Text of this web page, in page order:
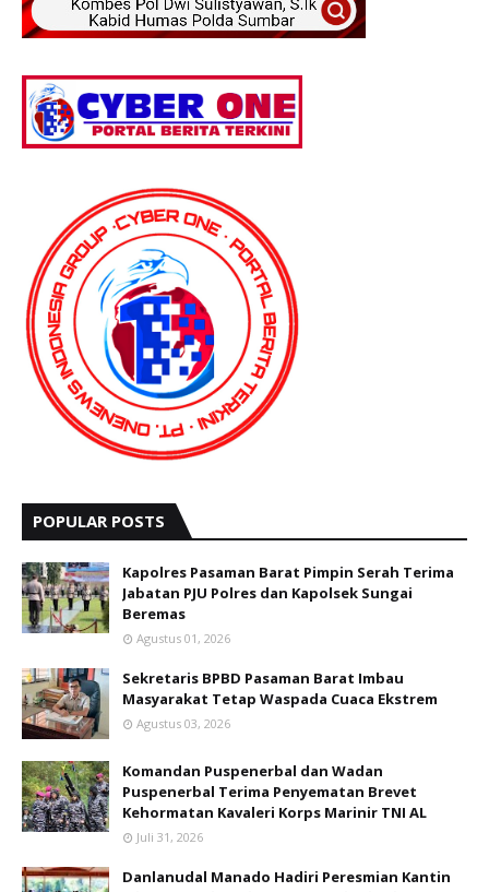
POPULAR POSTS
Kapolres Pasaman Barat Pimpin Serah Terima
Jabatan PJU Polres dan Kapolsek Sungai
Beremas
Agustus 01, 2026
Sekretaris BPBD Pasaman Barat Imbau
Masyarakat Tetap Waspada Cuaca Ekstrem
Agustus 03, 2026
Komandan Puspenerbal dan Wadan
Puspenerbal Terima Penyematan Brevet
Kehormatan Kavaleri Korps Marinir TNI AL
Juli 31, 2026
Danlanudal Manado Hadiri Peresmian Kantin